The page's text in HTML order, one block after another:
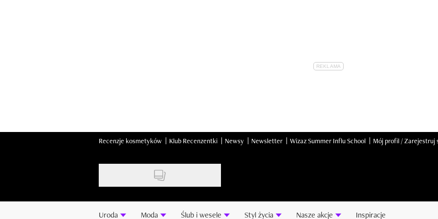
Recenzje kosmetyków Klub Recenzentki Newsy Newsletter Wizaz Summer Influ School Mój profil / Zarejestruj
Uroda Moda Ślub i wesele Styl życia Nasze akcje Inspiracje